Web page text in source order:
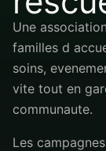
Une
familles d
soins,
vite tout en
communaute.
Les